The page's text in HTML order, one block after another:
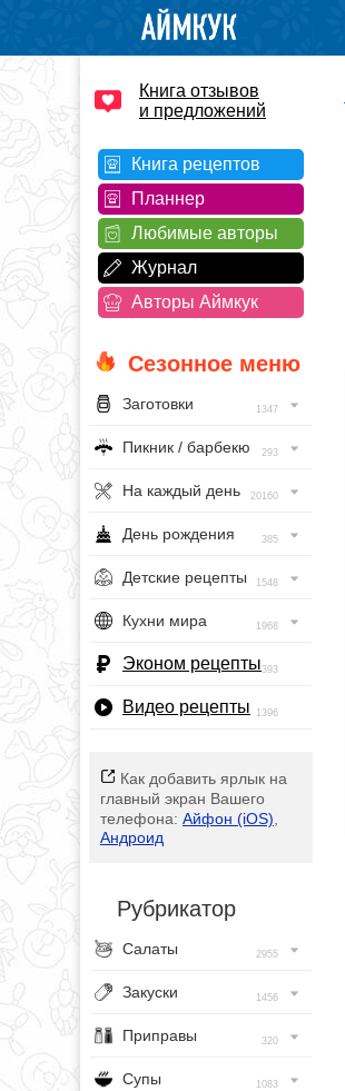
Книга отзывов
и предложений
Книга рецептов
Планнер
Любимые авторы
Журнал
Авторы Аймкук
Сезонное меню
Заготовки 1347
Пикник / барбекю 293
На каждый день 20160
День рождения 385
Детские рецепты 1548
Кухни мира 1968
Эконом рецепты393
Видео рецепты 1396
Как добавить ярлык на
главный экран Вашего
телефона: Айфон (iOS)
Андроид
Рубрикатор
Салаты 2955
Закуски 1456
Приправы 320
Супы 1083